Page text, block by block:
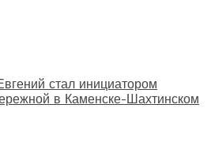
стал инициатором
в Каменске-Шахтинском